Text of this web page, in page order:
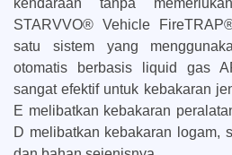
kendaraan tanpa
STARVVO® Vehicle
satu sistem yang
otomatis berbasis liquid gas
sangat efektif untuk kebakaran
E melibatkan kebakaran
D melibatkan kebakaran logam,